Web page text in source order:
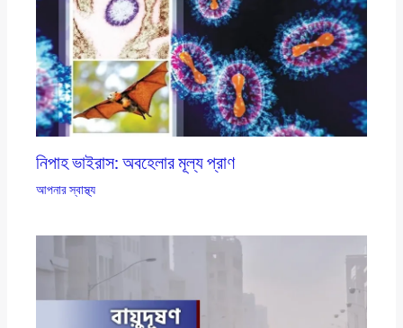
নিপাহ ভাইরাস: অবহেলার মূল্য প্রাণ
আপনার স্বাস্থ্য